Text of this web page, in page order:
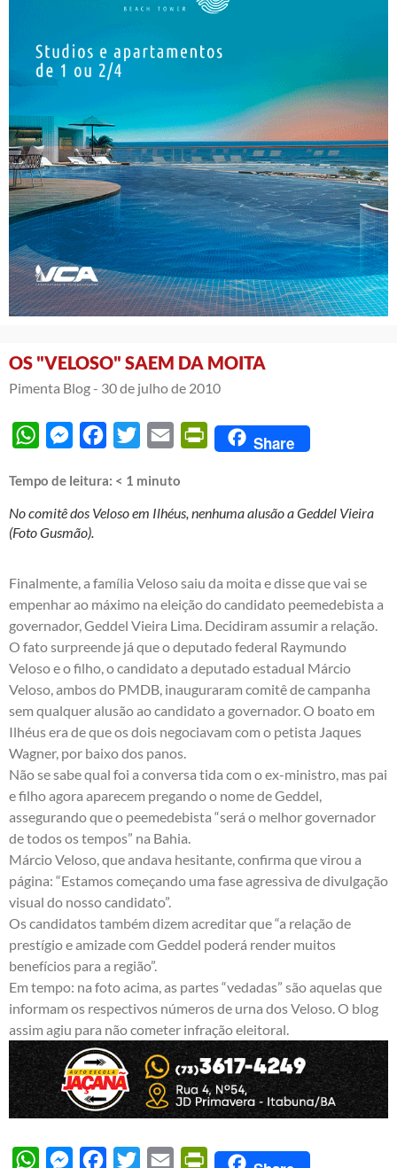
OS "VELOSO" SAEM DA MOITA
Pimenta Blog - 30 de julho de 2010
WhatsAppMessengerFacebook
Twitter Email PrintFriendly
Share
Tempo de leitura: < 1 minuto
No comitê dos Veloso em Ilhéus, nenhuma alusão a Geddel Vieira
(Foto Gusmão).
Finalmente, a família Veloso saiu da moita e disse que vai se
empenhar ao máximo na eleição do candidato peemedebista a
governador, Geddel Vieira Lima. Decidiram assumir a relação.
O fato surpreende já que o deputado federal Raymundo
Veloso e o filho, o candidato a deputado estadual Márcio
Veloso, ambos do PMDB, inauguraram comitê de campanha
sem qualquer alusão ao candidato a governador. O boato em
Ilhéus era de que os dois negociavam com o petista Jaques
Wagner, por baixo dos panos.
Não se sabe qual foi a conversa tida com o ex-ministro, mas pai
e filho agora aparecem pregando o nome de Geddel,
assegurando que o peemedebista “será o melhor governador
de todos os tempos” na Bahia.
Márcio Veloso, que andava hesitante, confirma que virou a
página: “Estamos começando uma fase agressiva de divulgação
visual do nosso candidato”.
Os candidatos também dizem acreditar que “a relação de
prestígio e amizade com Geddel poderá render muitos
benefícios para a região”.
Em tempo: na foto acima, as partes “vedadas” são aquelas que
informam os respectivos números de urna dos Veloso. O blog
assim agiu para não cometer infração eleitoral.
WhatsAppMessengerFacebook
Twitter Email PrintFriendly